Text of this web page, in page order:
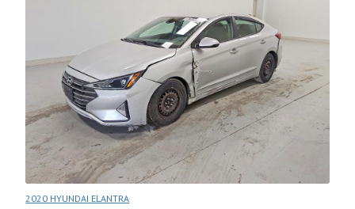
2020 HYUNDAI ELANTRA